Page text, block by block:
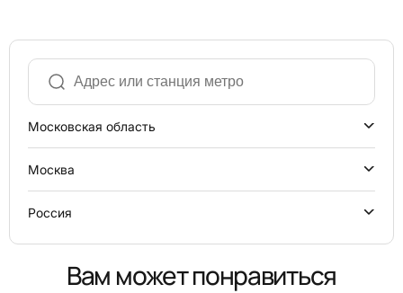
Московская область
Москва
Россия
Вам может понравиться